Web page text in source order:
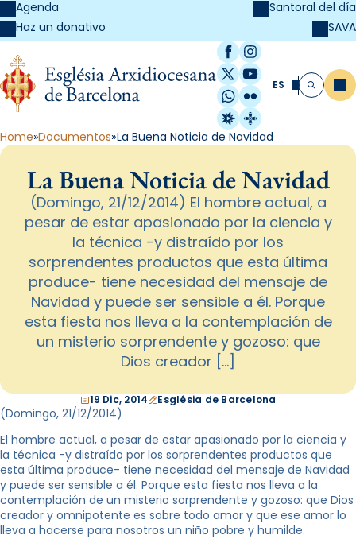
Agenda
Haz un donativo
Santoral del día
SAVA
Facebook
Instagram
X / Twitter
YouTube
WhatsApp
Flickr
Radio Estel
Catalunya
ES Buscar
Home Documentos La Buena Noticia de Navidad
La Buena Noticia de Navidad
(Domingo, 21/12/2014) El hombre actual, a
pesar de estar apasionado por la ciencia y
la técnica -y distraído por los
sorprendentes productos que esta última
produce- tiene necesidad del mensaje de
Navidad y puede ser sensible a él. Porque
esta fiesta nos lleva a la contemplación de
un misterio sorprendente y gozoso: que
Dios creador […]
19 Dic, 2014 Església de Barcelona
(Domingo, 21/12/2014)
El hombre actual, a pesar de estar apasionado por la ciencia y
la técnica -y distraído por los sorprendentes productos que
esta última produce- tiene necesidad del mensaje de Navidad
y puede ser sensible a él. Porque esta fiesta nos lleva a la
contemplación de un misterio sorprendente y gozoso: que Dios
creador y omnipotente es sobre todo amor y que ese amor lo
lleva a hacerse para nosotros un niño pobre y humilde.